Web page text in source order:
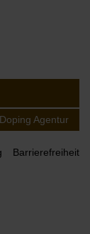
Agentur
Barrierefreiheit